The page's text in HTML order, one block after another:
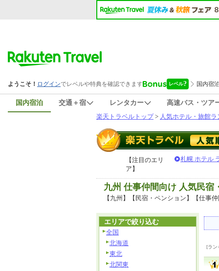
国内宿泊 交通＋宿 レンタカー
高速バス・ツア
楽天トラベルトップ> 人気ホテル・旅館ラ
【注目のエリ
ア】
札幌 ホテル
九州 仕事仲間向け 人気民宿
【九州】【民宿・ペンション】【仕事
[ラン
エリアで絞り込む
全国
北海道
東北
北関東